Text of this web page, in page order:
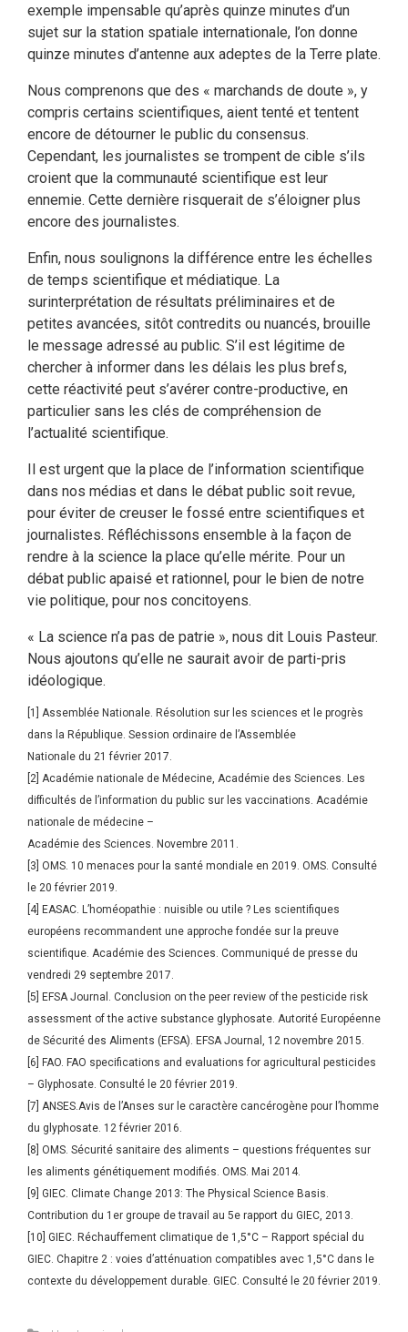
exemple impensable qu’après quinze minutes d’un
sujet sur la station spatiale internationale, l’on donne
quinze minutes d’antenne aux adeptes de la Terre plate.
Nous comprenons que des « marchands de doute », y
compris certains scientifiques, aient tenté et tentent
encore de détourner le public du consensus.
Cependant, les journalistes se trompent de cible s’ils
croient que la communauté scientifique est leur
ennemie. Cette dernière risquerait de s’éloigner plus
encore des journalistes.
Enfin, nous soulignons la différence entre les échelles
de temps scientifique et médiatique. La
surinterprétation de résultats préliminaires et de
petites avancées, sitôt contredits ou nuancés, brouille
le message adressé au public. S’il est légitime de
chercher à informer dans les délais les plus brefs,
cette réactivité peut s’avérer contre-productive, en
particulier sans les clés de compréhension de
l’actualité scientifique.
Il est urgent que la place de l’information scientifique
dans nos médias et dans le débat public soit revue,
pour éviter de creuser le fossé entre scientifiques et
journalistes. Réfléchissons ensemble à la façon de
rendre à la science la place qu’elle mérite. Pour un
débat public apaisé et rationnel, pour le bien de notre
vie politique, pour nos concitoyens.
« La science n’a pas de patrie », nous dit Louis Pasteur.
Nous ajoutons qu’elle ne saurait avoir de parti-pris
idéologique.
[1] Assemblée Nationale. Résolution sur les sciences et le progrès
dans la République. Session ordinaire de l’Assemblée
Nationale du 21 février 2017.
[2] Académie nationale de Médecine, Académie des Sciences. Les
difficultés de l’information du public sur les vaccinations. Académie
nationale de médecine –
Académie des Sciences. Novembre 2011.
[3] OMS. 10 menaces pour la santé mondiale en 2019. OMS. Consulté
le 20 février 2019.
[4] EASAC. L’homéopathie : nuisible ou utile ? Les scientifiques
européens recommandent une approche fondée sur la preuve
scientifique. Académie des Sciences. Communiqué de presse du
vendredi 29 septembre 2017.
[5] EFSA Journal. Conclusion on the peer review of the pesticide risk
assessment of the active substance glyphosate. Autorité Européenne
de Sécurité des Aliments (EFSA). EFSA Journal, 12 novembre 2015.
[6] FAO. FAO specifications and evaluations for agricultural pesticides
– Glyphosate. Consulté le 20 février 2019.
[7] ANSES.Avis de l’Anses sur le caractère cancérogène pour l’homme
du glyphosate. 12 février 2016.
[8] OMS. Sécurité sanitaire des aliments – questions fréquentes sur
les aliments génétiquement modifiés. OMS. Mai 2014.
[9] GIEC. Climate Change 2013: The Physical Science Basis.
Contribution du 1er groupe de travail au 5e rapport du GIEC, 2013.
[10] GIEC. Réchauffement climatique de 1,5°C – Rapport spécial du
GIEC. Chapitre 2 : voies d’atténuation compatibles avec 1,5°C dans le
contexte du développement durable. GIEC. Consulté le 20 février 2019.